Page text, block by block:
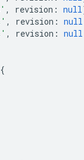
, revision : null
, revision : null
, revision : null